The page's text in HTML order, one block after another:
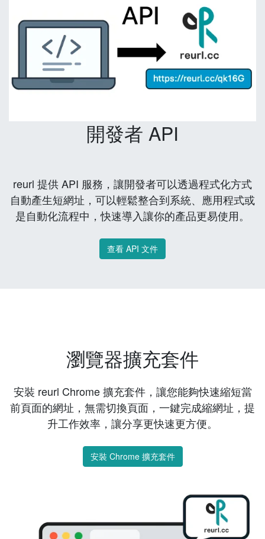
開發者 API
reurl 提供 API 服務，讓開發者可以透過程式化方式
自動產生短網址，可以輕鬆整合到系統、應用程式或
是自動化流程中，快速導入讓你的產品更易使用。
查看 API 文件
瀏覽器擴充套件
安裝 reurl Chrome 擴充套件，讓您能夠快速縮短當
前頁面的網址，無需切換頁面，一鍵完成縮網址，提
升工作效率，讓分享更快速更方便。
安裝 Chrome 擴充套件